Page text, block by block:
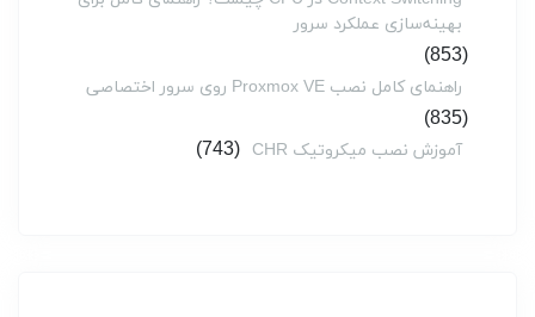
بهینه‌سازی عملکرد سرور
(853)
راهنمای کامل نصب Proxmox VE روی سرور اختصاصی
(835)
آموزش نصب میکروتیک CHR (743)